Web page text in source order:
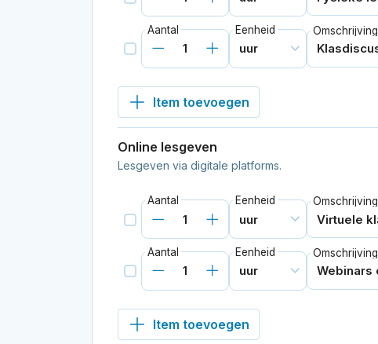
Aantal Eenheid Omschrijving
Item toevoegen
Online lesgeven
Lesgeven via digitale platforms.
Aantal Eenheid Omschrijving
Aantal Eenheid Omschrijving
Item toevoegen